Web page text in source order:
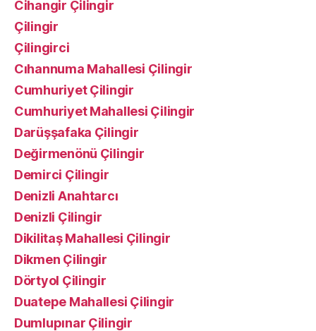
Cihangir Çilingir
Çilingir
Çilingirci
Cıhannuma Mahallesi Çilingir
Cumhuriyet Çilingir
Cumhuriyet Mahallesi Çilingir
Darüşşafaka Çilingir
Değirmenönü Çilingir
Demirci Çilingir
Denizli Anahtarcı
Denizli Çilingir
Dikilitaş Mahallesi Çilingir
Dikmen Çilingir
Dörtyol Çilingir
Duatepe Mahallesi Çilingir
Dumlupınar Çilingir